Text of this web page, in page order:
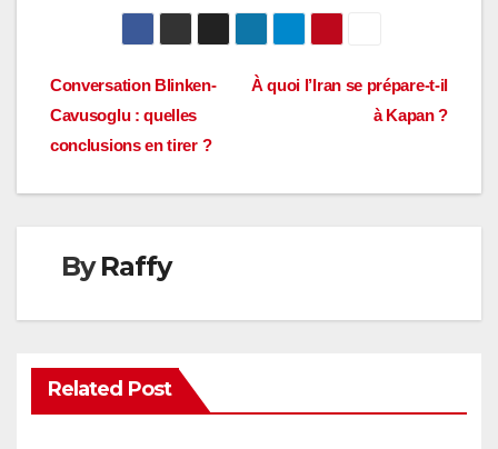
Navigation
de
l’article
À quoi l’Iran se prépare-t-il
à Kapan ?
Conversation Blinken-
Cavusoglu : quelles
conclusions en tirer ?
ByRaffy
Related Post